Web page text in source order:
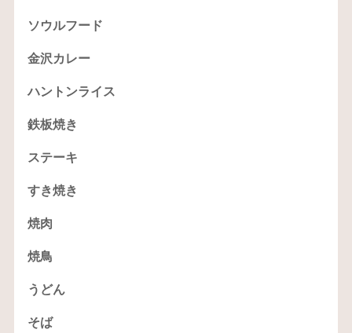
ソウルフード
金沢カレー
ハントンライス
鉄板焼き
ステーキ
すき焼き
焼肉
焼鳥
うどん
そば